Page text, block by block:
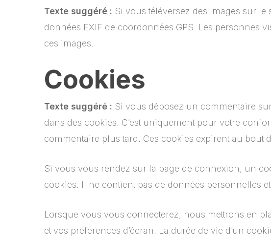
Texte suggéré : Si vous téléversez des images sur le
données EXIF de coordonnées GPS. Les personnes
ces images.
Cookies
Texte suggéré : Si vous déposez un commentaire
dans des cookies. C’est uniquement pour votre
commentaire plus tard. Ces cookies expirent au bout
Si vous vous rendez sur la page de connexion, un
cookies. Il ne contient pas de données personnelles
Lorsque vous vous connecterez, nous mettrons en
et vos préférences d’écran. La durée de vie d’un